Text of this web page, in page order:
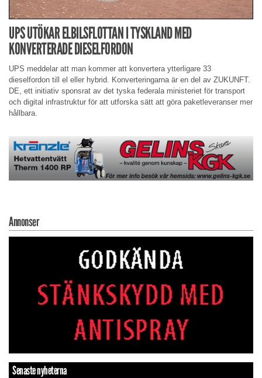
UPS UTÖKAR ELBILSFLOTTAN I TYSKLAND MED
KONVERTERADE DIESELFORDON
UPS meddelar att man kommer att konvertera ytterligare 33
dieselfordon till el eller hybrid. Konverteringarna är en del av ZUKUNFT.
DE, ett initiativ sponsrat av det tyska federala ministeriet för transport
och digital infrastruktur för att utforska sätt att göra paketleveranser mer
hållbara.
Annonser
Senaste nyheterna